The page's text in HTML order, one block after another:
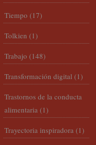
Tiempo (17)
Tolkien (1)
Trabajo (148)
Transformación digital (1)
Trastornos de la conducta
alimentaria (1)
Trayectoria inspiradora (1)